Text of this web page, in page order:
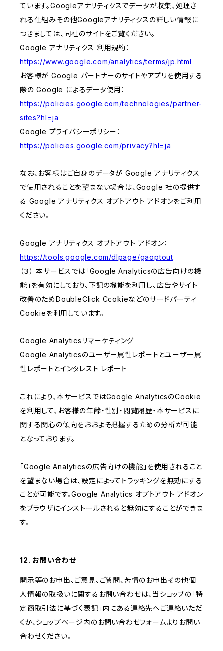
ています。Googleアナリティクスでデータが収集、処理さ
れる仕組みその他Googleアナリティクスの詳しい情報に
つきましては、同社のサイトをご覧ください。
Google アナリティクス 利用規約：
https://www.google.com/analytics/terms/jp.html
お客様が Google パートナーのサイトやアプリを使用する
際の Google によるデータ使用：
https://policies.google.com/technologies/partner-
sites?hl=ja
Google プライバシーポリシー：
https://policies.google.com/privacy?hl=ja
なお、お客様はご自身のデータが Google アナリティクス
で使用されることを望まない場合は、Google 社の提供す
る Google アナリティクス オプトアウト アドオンをご利用
ください。
Google アナリティクス オプトアウト アドオン：
https://tools.google.com/dlpage/gaoptout
（３） 本サービスでは「Google Analyticsの広告向けの機
能」を有効にしており、下記の機能を利用し、広告やサイト
改善のためDoubleClick Cookieなどのサードパーティ
Cookieを利用しています。
Google Analyticsリマーケティング
Google Analyticsのユーザー属性レポートとユーザー属
性レポートとインタレスト レポート
これにより、本サービスではGoogle AnalyticsのCookie
を利用して、お客様の年齢・性別・閲覧履歴・本サービスに
関する関心の傾向をおおよそ把握するための分析が可能
となっております。
「Google Analyticsの広告向けの機能」を使用されること
を望まない場合は、設定によってトラッキングを無効にする
ことが可能です。Google Analytics オプトアウト アドオン
をブラウザにインストールされると無効にすることができま
す。
12. お問い合わせ
開示等のお申出、ご意見、ご質問、苦情のお申出その他個
人情報の取扱いに関するお問い合わせは、当ショップの「特
定商取引法に基づく表記」内にある連絡先へご連絡いただ
くか、ショップページ内のお問い合わせフォームよりお問い
合わせください。